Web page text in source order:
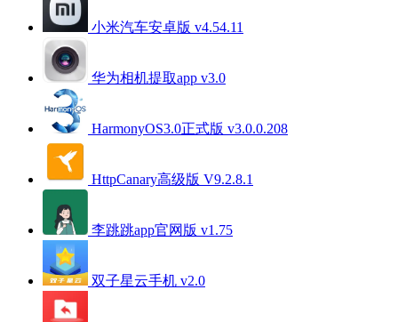
小米汽车安卓版 v4.54.11
华为相机提取app v3.0
HarmonyOS3.0正式版 v3.0.0.208
HttpCanary高级版 V9.2.8.1
李跳跳app官网版 v1.75
双子星云手机 v2.0